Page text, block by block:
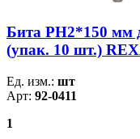
Бита PH2*150 мм
(упак. 10 шт.)
Ед. изм.: шт
Арт: 92-0411
1